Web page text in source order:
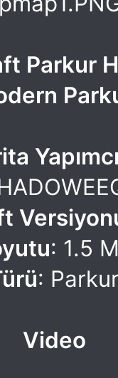
Parkur
: 1.5
: Parkur
Video